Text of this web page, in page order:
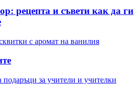
рецепта и съвети как да ги
с аромат на ванилия
подаръци за учители и учителки